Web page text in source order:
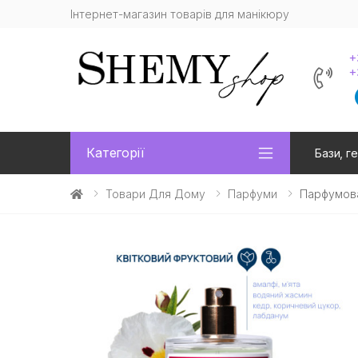
Інтернет-магазин товарів для манікюру
Категорії Бази,
Товари Для Дому Парфуми